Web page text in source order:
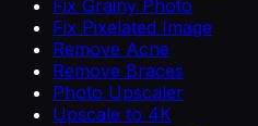
Fix Grainy Photo
Fix Pixelated Image
Remove Acne
Remove Braces
Photo Upscaler
Upscale to 4K